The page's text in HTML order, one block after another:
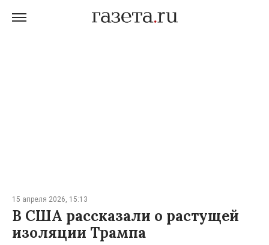
15 апреля 2026, 15:13
В США рассказали о растущей
изоляции Трампа